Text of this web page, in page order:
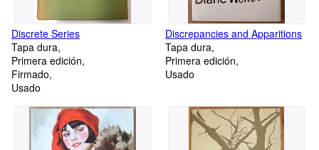
Discrete Series
Tapa dura
Primera edición
Firmado
Usado
Discrepancies and Apparitions
Tapa dura
Primera edición
Usado